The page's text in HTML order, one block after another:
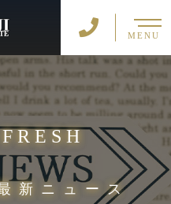
MENU
新ニュース